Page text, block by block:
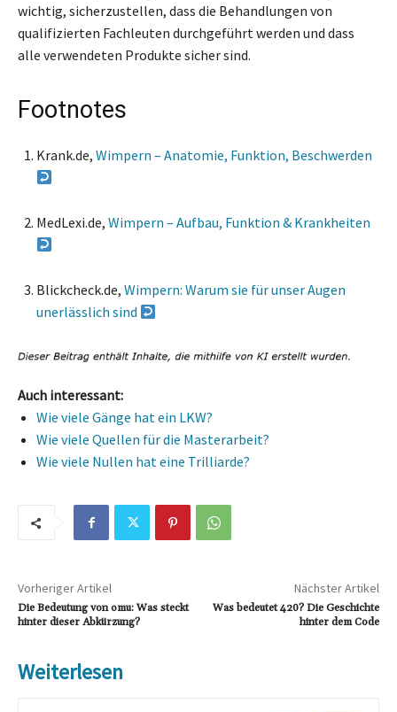
wichtig, sicherzustellen, dass die Behandlungen von
qualifizierten Fachleuten durchgeführt werden und dass
alle verwendeten Produkte sicher sind.
Footnotes
Krank.de, Wimpern – Anatomie, Funktion, Beschwerden
MedLexi.de, Wimpern – Aufbau, Funktion & Krankheiten
Blickcheck.de, Wimpern: Warum sie für unser Augen
unerlässlich sind
Auch interessant:
Wie viele Gänge hat ein LKW?
Wie viele Quellen für die Masterarbeit?
Wie viele Nullen hat eine Trilliarde?
Vorheriger Artikel
Die Bedeutung von omu: Was steckt
hinter dieser Abkürzung?
Nächster Artikel
Was bedeutet 420? Die Geschichte
hinter dem Code
Weiterlesen